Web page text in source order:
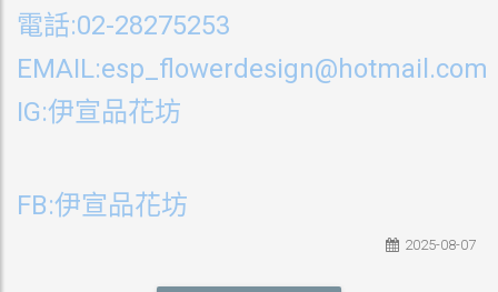
電話:02-28275253
EMAIL:esp_flowerdesign@hotmail.com
IG:伊宣品花坊
FB:伊宣品花坊
2025-08-07